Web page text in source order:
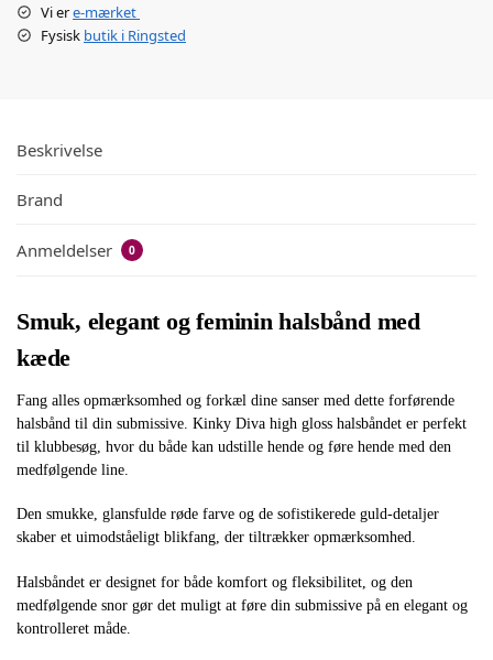
Vi ere-mærket
Fysisk butik i Ringsted
Beskrivelse
Brand
Anmeldelser 0
Smuk, elegant og feminin halsbånd med
kæde
Fang alles opmærksomhed og forkæl dine sanser med dette forførende
halsbånd til din submissive. Kinky Diva high gloss halsbåndet er perfekt
til klubbesøg, hvor du både kan udstille hende og føre hende med den
medfølgende line.
Den smukke, glansfulde røde farve og de sofistikerede guld-detaljer
skaber et uimodståeligt blikfang, der tiltrækker opmærksomhed.
Halsbåndet er designet for både komfort og fleksibilitet, og den
medfølgende snor gør det muligt at føre din submissive på en elegant og
kontrolleret måde.